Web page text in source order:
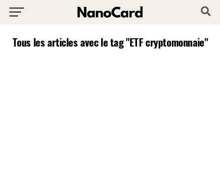
Tous les articles avec le tag "ETF cryptomonnaie"